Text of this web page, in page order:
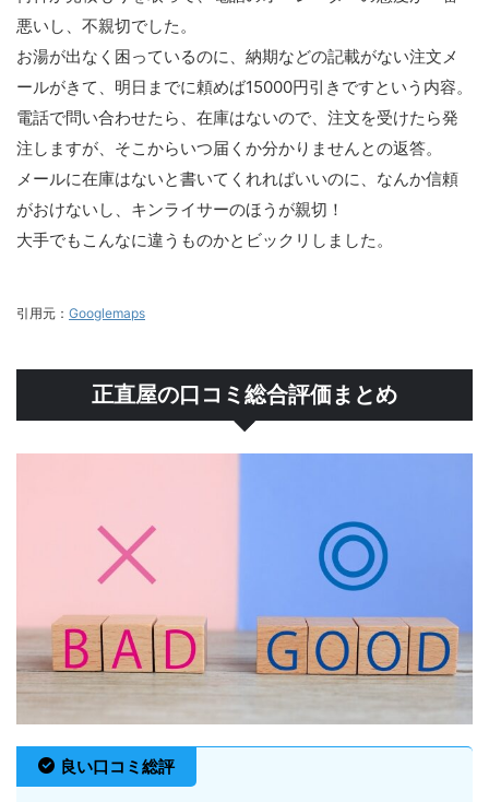
悪いし、不親切でした。
お湯が出なく困っているのに、納期などの記載がない注文メ
ールがきて、明日までに頼めば15000円引きですという内容。
電話で問い合わせたら、在庫はないので、注文を受けたら発
注しますが、そこからいつ届くか分かりませんとの返答。
メールに在庫はないと書いてくれればいいのに、なんか信頼
がおけないし、キンライサーのほうが親切！
大手でもこんなに違うものかとビックリしました。
引用元： Googlemaps
正直屋の口コミ総合評価まとめ
良い口コミ総評